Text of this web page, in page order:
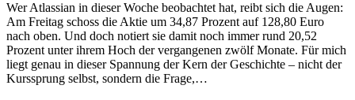
Wer Atlassian in dieser Woche beobachtet hat, reibt sich die Augen:
Am Freitag schoss die Aktie um 34,87 Prozent auf 128,80 Euro
nach oben. Und doch notiert sie damit noch immer rund 20,52
Prozent unter ihrem Hoch der vergangenen zwölf Monate. Für mich
liegt genau in dieser Spannung der Kern der Geschichte – nicht der
Kurssprung selbst, sondern die Frage,…